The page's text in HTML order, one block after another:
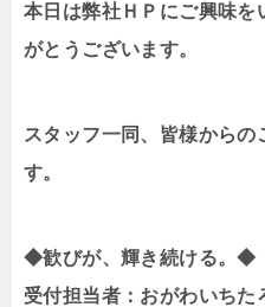
本日は弊社ＨＰにご興味を
がとうございます。
スタッフ一同、皆様からの
す。
◆歓びが、輝き続ける。◆
受付担当者：おがわいちた